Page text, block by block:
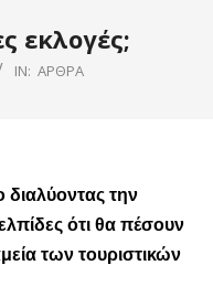
εκλογές;
IN: ΆΡΘΡΑ
την
ότι θα πέσουν
των τουριστικών